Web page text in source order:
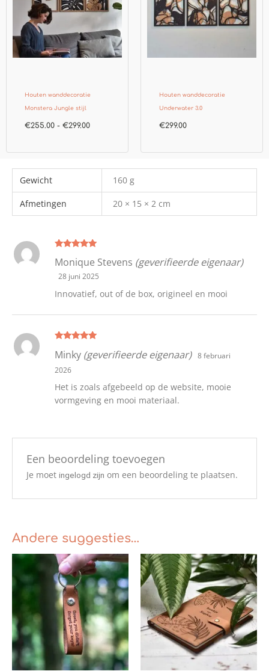
Houten wanddecoratie
Monstera Jungle stijl
€255.00 - €299.00
Houten wanddecoratie
Underwater 3.0
€299.00
Gewicht 160 g
Afmetingen 20 × 15 × 2 cm
d5uit 5
Monique Stevens (geverifieerde eigenaar)
28 juni 2025
Innovatief, out of de box, origineel en mooi
d5uit 5
Minky (geverifieerde eigenaar)
8 februari
2026
Het is zoals afgebeeld op de website, mooie
vormgeving en mooi materiaal.
Een beoordeling toevoegen
Je moet ingelogd zijn om een beoordeling te plaatsen.
Andere suggesties…
Prijsklasse:
€39.95
tot
€75.00